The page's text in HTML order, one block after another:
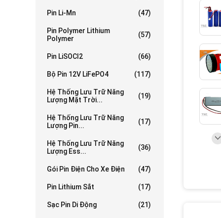
Pin Li-Mn (47)
Pin Polymer Lithium
Polymer
(57)
Pin LiSOCl2 (66)
Bộ Pin 12V LiFePO4 (117)
Hệ Thống Lưu Trữ Năng
Lượng Mặt Trời...
(19)
Hệ Thống Lưu Trữ Năng
Lượng Pin...
(17)
Hệ Thống Lưu Trữ Năng
Lượng Ess...
(36)
Gói Pin Điện Cho Xe Điện (47)
Pin Lithium Sắt (17)
Sạc Pin Di Động (21)